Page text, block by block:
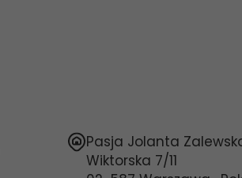
Pasja Jolanta
Wiktorska 7/11